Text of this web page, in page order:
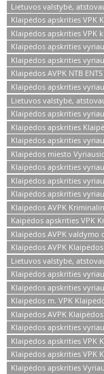
Lietuvos valstybė,
Klaipėdos apskrities VPK
Klaipėdos apskrities
Klaipėdos apskrities
Klaipėdos apskrities
Klaipėdos AVPK NTB ENTS
Klaipėdos apskrities
Lietuvos valstybė,
Klaipėdos apskrities
Klaipėdos apskrities
Klaipėdos apskrities
Klaipėdos miesto
Klaipėdos apskrities
Klaipėdos apskrities
Klaipėdos apskrities
Klaipėdos AVPK
Kaipėdos apskrities VPK
Klaipėdos AVPK valdymo
Klaipėdos AVPK
Lietuvos valstybė,
Klaipėdos apskrities
Klaipėdos apskrities
Klaipėdos m. VPK
Klaipėdos AVPK
Klaipėdos apskrities
Klaipėdos apskrities VPK
Klaipėdos apskrities VPK
Klaipėdos apskrities